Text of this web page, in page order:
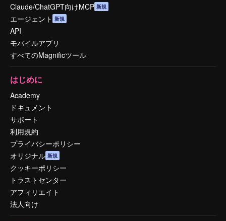
Claude/ChatGPT向けMCP 新規
エージェント 新規
API
モバイルアプリ
すべてのMagnificツール
はじめに
Academy
ドキュメント
サポート
利用規約
プライバシーポリシー
オリジナル 新規
クッキーポリシー
トラストセンター
アフィリエイト
法人向け